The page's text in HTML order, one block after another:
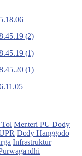
Tol Menteri PU Dody
Dody Hanggodo
Infrastruktur